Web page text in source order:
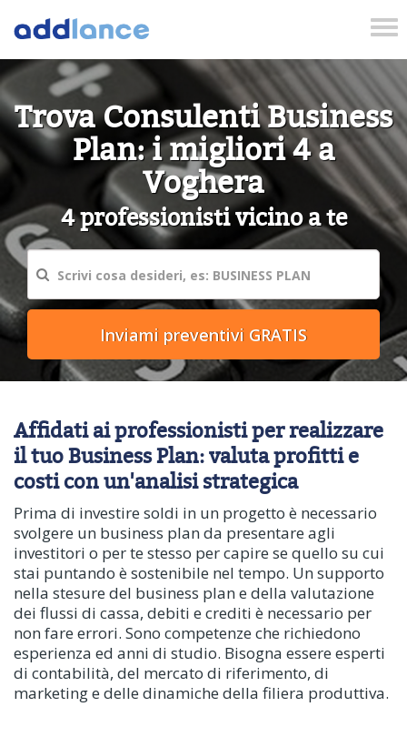
Trova Consulenti Business
Plan: i migliori 4 a
Voghera
4 professionisti vicino a te
Affidati ai professionisti per realizzare
il tuo Business Plan: valuta profitti e
costi con un'analisi strategica
Prima di investire soldi in un progetto è necessario
svolgere un business plan da presentare agli
investitori o per te stesso per capire se quello su cui
stai puntando è sostenibile nel tempo. Un supporto
nella stesure del business plan e della valutazione
dei flussi di cassa, debiti e crediti è necessario per
non fare errori. Sono competenze che richiedono
esperienza ed anni di studio. Bisogna essere esperti
di contabilità, del mercato di riferimento, di
marketing e delle dinamiche della filiera produttiva.